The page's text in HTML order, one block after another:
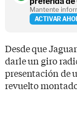
Mantente
ACTIVAR
Desde que
darle un giro
presentación de
revuelto